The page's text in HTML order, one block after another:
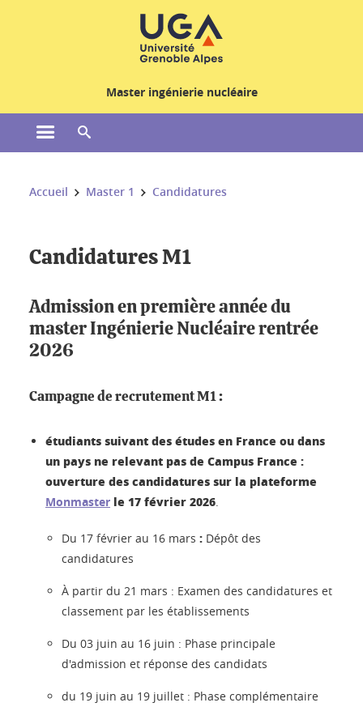
Master ingénierie nucléaire
Ouvrir le menu principal
Vous êtes ici :
Accueil Master 1 Candidatures
Candidatures M1
Admission en première année du
master Ingénierie Nucléaire rentrée
2026
Campagne de recrutement M1 :
étudiants suivant des études en France ou dans
un pays ne relevant pas de Campus France :
ouverture des candidatures sur la plateforme
Monmaster le 17 février 2026.
Du 17 février au 16 mars : Dépôt des
candidatures
À partir du 21 mars : Examen des candidatures et
classement par les établissements
Du 03 juin au 16 juin : Phase principale
d'admission et réponse des candidats
du 19 juin au 19 juillet : Phase complémentaire